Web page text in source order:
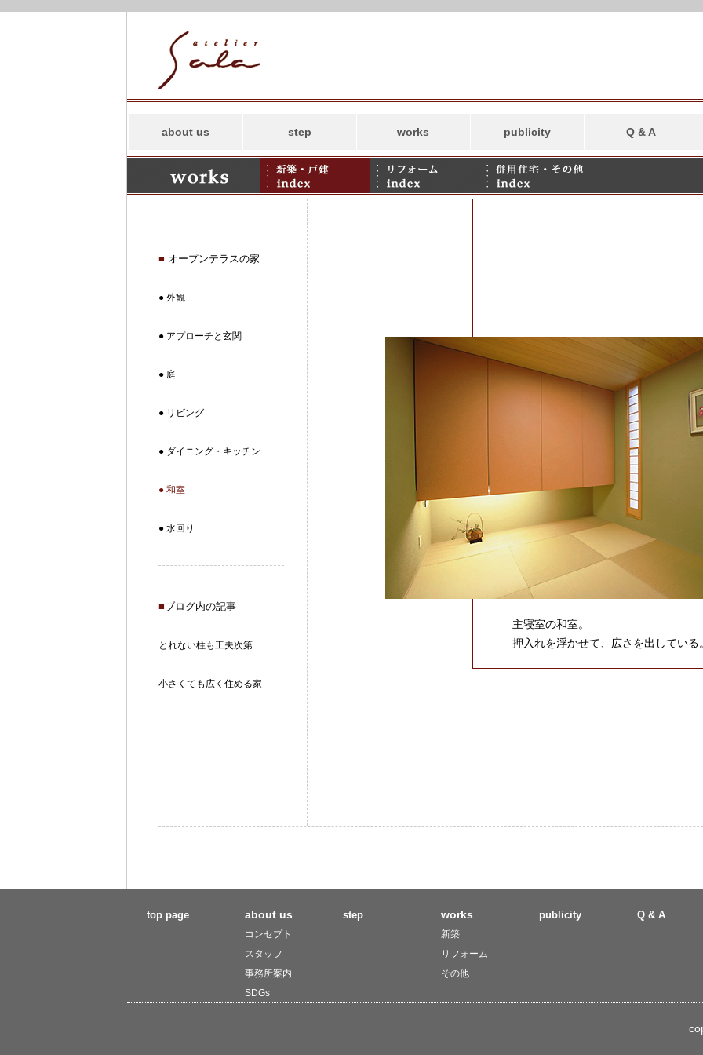
about us
コンセプト
事務所案内
アトリエサラの
SDGs
step works
新築
リフォーム
併用住宅・その他
publicity Q & A
■ オープンテラスの家
● 外観
● アプローチと玄関
● 庭
● リビング
● ダイニング・キッチン
● 和室
● 水回り
■ブログ内の記事
とれない柱も工夫次第
小さくても広く住める家
主寝室の和室。
押入れを浮かせて、広さを出している
top page about us
コンセプト
スタッフ
事務所案内
SDGs
step works
新築
リフォーム
その他
publicity Q & A